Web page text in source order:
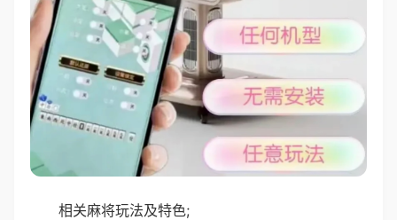
相关麻将玩法及特色;